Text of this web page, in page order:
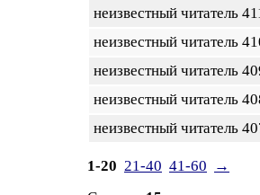
неизвестный читатель
неизвестный читатель
неизвестный читатель
неизвестный читатель
неизвестный читатель
1-20 21-40 41-60
→